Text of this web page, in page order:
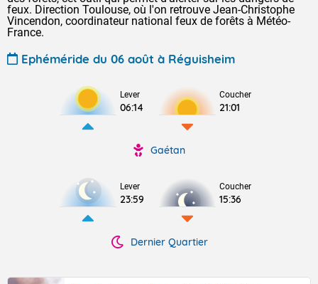
feux. Direction Toulouse, où l'on retrouve Jean-Christophe
Vincendon, coordinateur national feux de forêts à Météo-
France.
Ephéméride du 06 août à Réguisheim
Lever
06:14
Coucher
21:01
Gaétan
Lever
23:59
Coucher
15:36
Dernier Quartier